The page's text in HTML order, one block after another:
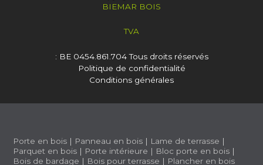
BIEMAR BOIS
TVA
: BE 0454.861.704Tous droits réservés
Politique de confidentialité
Conditions générales
Porte en bois | Panneau en bois | Lame de terrasse |
Parquet en bois | Porte intérieure | Bloc porte en bois |
Bois de bardage | Bois pour terrasse | Plancher en bois